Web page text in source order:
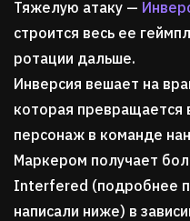
Тяжелую атаку —
строится весь ее
ротации дальше.
Инверсия вешает на
которая превращается
персонаж в команде
Маркером получает
Interfered (подробнее
написали ниже) в